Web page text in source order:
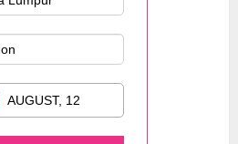
AUGUST, 12